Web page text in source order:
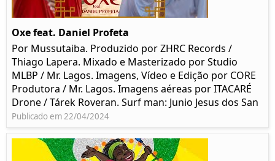
Oxe feat. Daniel Profeta
Por Mussutaiba. Produzido por ZHRC Records /
Thiago Lapera. Mixado e Masterizado por Studio
MLBP / Mr. Lagos. Imagens, Vídeo e Edição por CORE
Produtora / Mr. Lagos. Imagens aéreas por ITACARÉ
Drone / Tárek Roveran. Surf man: Junio Jesus dos San
Publicado em 22/04/2024